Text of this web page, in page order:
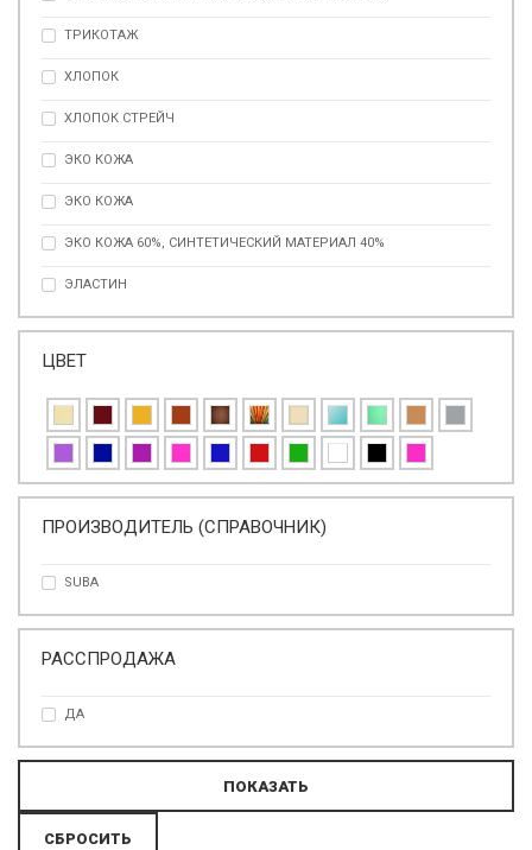
ТРИКОТАЖ
ХЛОПОК
ХЛОПОК СТРЕЙЧ
ЭКО КОЖА
ЭКО КОЖА
ЭКО КОЖА 60%, СИНТЕТИЧЕСКИЙ МАТЕРИАЛ 40%
ЭЛАСТИН
ЦВЕТ
ПРОИЗВОДИТЕЛЬ (СПРАВОЧНИК)
SUBA
РАССПРОДАЖА
ДА